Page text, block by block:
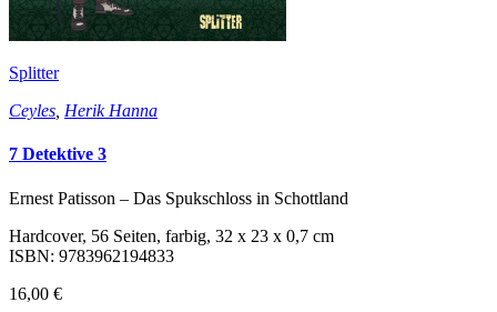
Splitter
Ceyles Herik Hanna
7 Detektive 3
Ernest Patisson – Das Spukschloss in Schottland
Hardcover, 56 Seiten, farbig, 32 x 23 x 0,7 cm
ISBN: 9783962194833
16,00 €